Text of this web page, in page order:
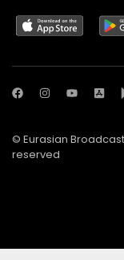
© Eurasian
reserved